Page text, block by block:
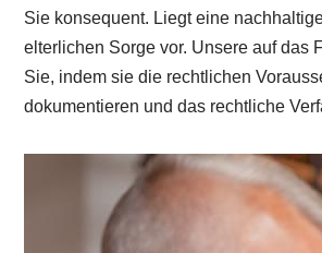
Sie konsequent. Liegt eine
elterlichen Sorge vor. Unsere auf das
Sie, indem sie die rechtlichen
dokumentieren und das rechtliche